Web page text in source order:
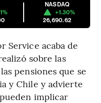
NASDAQ
+1.30%
26,690.62
Service acaba de
sobre las
pensiones que se
y Chile y advierte
implicar